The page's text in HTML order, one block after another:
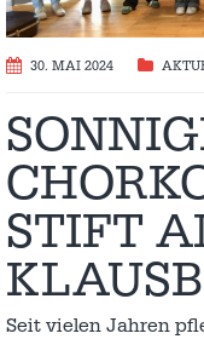
30. MAI 2024
STIFT
Seit vielen Jahren